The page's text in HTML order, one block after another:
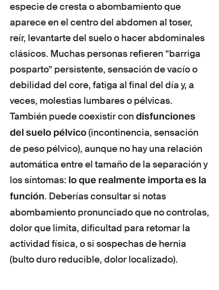
especie de cresta o abombamiento que
aparece en el centro del abdomen al toser,
reír, levantarte del suelo o hacer abdominales
clásicos. Muchas personas refieren “barriga
posparto” persistente, sensación de vacío o
debilidad del core, fatiga al final del día y, a
veces, molestias lumbares o pélvicas.
También puede coexistir con disfunciones
del suelo pélvico(incontinencia, sensación
de peso pélvico), aunque no hay una relación
automática entre el tamaño de la separación y
los síntomas: lo que realmente importa es la
función. Deberías consultar si notas
abombamiento pronunciado que no controlas,
dolor que limita, dificultad para retomar la
actividad física, o si sospechas de hernia
(bulto duro reducible, dolor localizado).